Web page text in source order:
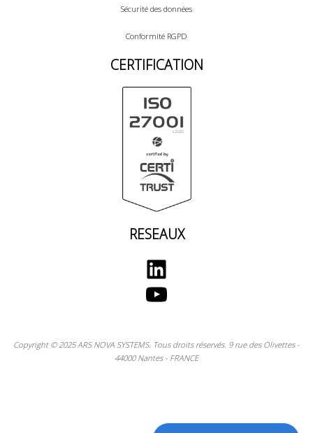
Sécurité des données
Conformité RGPD
CERTIFICATION
RESEAUX
LinkedIn
YouTube
Copyright © 2025 ARS NOVA SYSTEMS. Tous droits réservés. 9 rue des Olivettes -
44000 Nantes - FRANCE